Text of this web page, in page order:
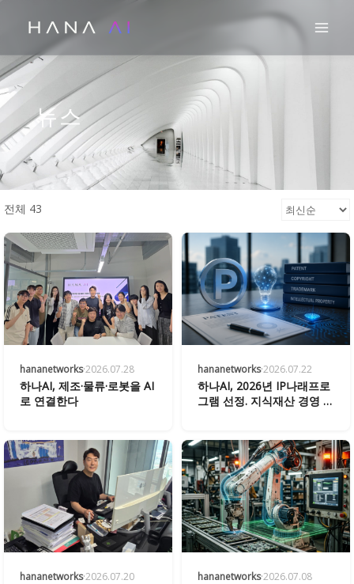
츠
로
건
뛰
뉴스
전체 43
hananetworks·2026.07.28
하나AI, 제조·물류·로봇을 AI
로 연결한다
hananetworks·2026.07.22
하나AI, 2026년 IP나래프로
그램 선정. 지식재산 경영 강
hananetworks·2026.07.20 hananetworks·2026.07.08